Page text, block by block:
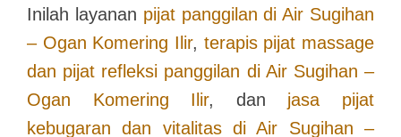
Inilah layanan pijat panggilan diAir Sugihan
– Ogan Komering Ilir, terapis pijat massage
dan pijat refleksi panggilan di Air Sugihan –
Ogan Komering Ilir, dan jasa pijat
kebugaran dan vitalitas diAir Sugihan –